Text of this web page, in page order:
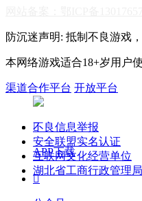
防沉迷声明: 抵制不良游戏
本网络游戏适合18+岁用户
渠道合作平台 开放平台
不良信息举报
安全联盟实名认证
互联网文化经营单位
湖北省工商行政管理局

APP下载
